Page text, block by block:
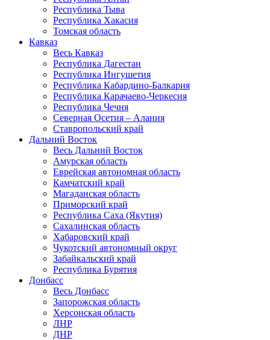
Республика Тыва
Республика Хакасия
Томская область
Кавказ
Весь Кавказ
Республика Дагестан
Республика Ингушетия
Республика Кабардино-Балкария
Республика Карачаево-Черкесия
Республика Чечня
Северная Осетия – Алания
Ставропольский край
Дальний Восток
Весь Дальний Восток
Амурская область
Еврейская автономная область
Камчатский край
Магаданская область
Приморский край
Республика Саха (Якутия)
Сахалинская область
Хабаровский край
Чукотский автономный округ
Забайкальский край
Республика Бурятия
Донбасс
Весь Донбасс
Запорожская область
Херсонская область
ЛНР
ДНР